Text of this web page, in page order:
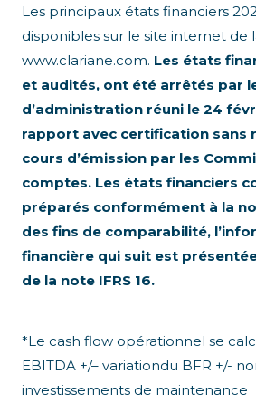
Les principaux états financiers
disponibles sur le site internet de
www.clariane.com. Les états
et audités, ont été arrêtés par
d’administration réuni le 24
rapport avec certification sans
cours d’émission par les
comptes. Les états financiers
préparés conformément à la
des fins de comparabilité,
financière qui suit est
de la note IFRS 16.
*Le cash flow opérationnel se
EBITDA +/– variationdu BFR +/-
investissements de maintenance